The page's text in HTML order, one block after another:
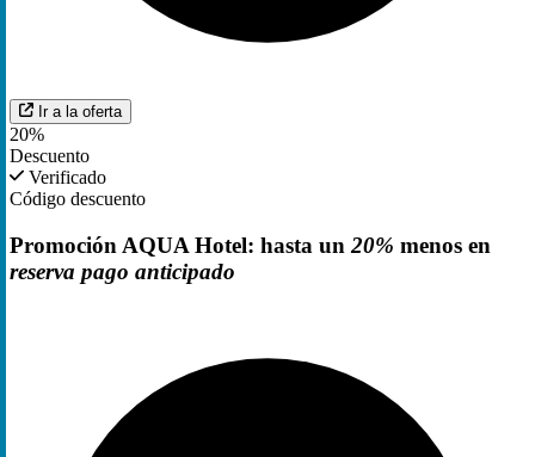
Ir a la oferta
20%
Descuento
Verificado
Código descuento
Promoción AQUA Hotel: hasta un 20% menos en
reserva pago anticipado